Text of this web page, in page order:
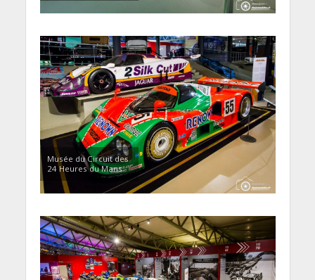
Musée du Circuit des
24 Heures du Mans